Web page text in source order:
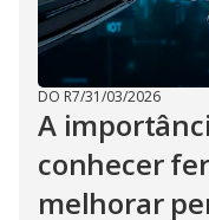
DO R7/31/03/2026
A
conhecer
melhorar